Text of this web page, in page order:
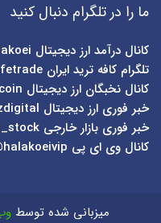
ما را در تلگرام دنبال کنید
کانال درآمد ارز دیجیتال
تلگرام کافه ترید ایران
کانال نخبگان ارز دیجیتال
خبر فوری ارز دیجیتال
خبر فوری بازار خارجی
کانال وی ای پی halakoeivip@
میزبانی شده توسط